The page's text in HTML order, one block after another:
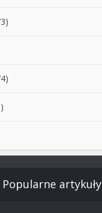
Popularne artykuły